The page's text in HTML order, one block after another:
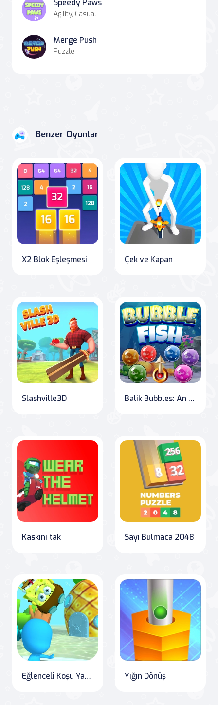
Speedy Paws
Agility, Casual
Merge Push
Puzzle
Benzer Oyunlar
X2 Blok Eşleşmesi Çek ve Kapan
Slashville3D Balik Bubbles: An Underwater Adventure
Kaskını tak Sayı Bulmaca 2048
Eğlenceli Koşu Yarışı 2 : Çok Oyunculu Yığın Dönüş